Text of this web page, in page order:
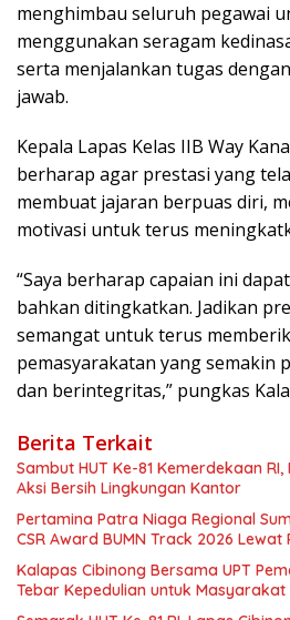
menghimbau seluruh pegawai
menggunakan seragam
serta menjalankan tugas
jawab.
Kepala Lapas Kelas IIB Way
berharap agar prestasi yang
membuat jajaran berpuas diri,
motivasi untuk terus
“Saya berharap capaian ini
bahkan ditingkatkan. Jadikan
semangat untuk terus
pemasyarakatan yang semakin
dan berintegritas,” pungkas
Berita Terkait
Sambut HUT Ke-81 Kemerdekaan
Aksi Bersih Lingkungan Kantor
Pertamina Patra Niaga Regional
CSR Award BUMN Track 2026
Kalapas Cibinong Bersama UPT
Tebar Kepedulian untuk Masyarakat